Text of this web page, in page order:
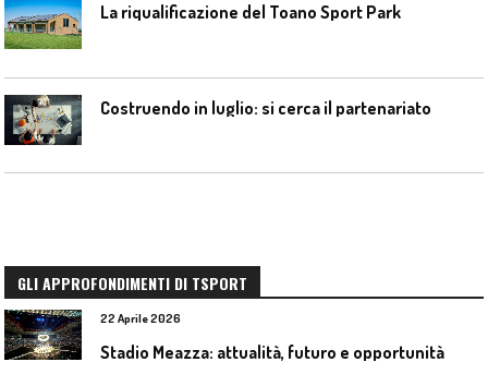
La riqualificazione del Toano Sport Park
Costruendo in luglio: si cerca il partenariato
GLI APPROFONDIMENTI DI TSPORT
22 Aprile 2026
Stadio Meazza: attualità, futuro e opportunità